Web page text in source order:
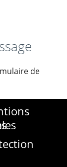
de